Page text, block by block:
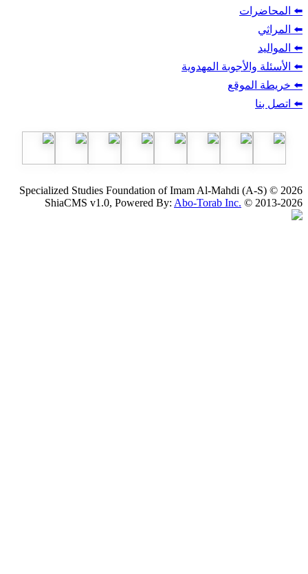
المهدوية
Specialized Studies Foundation of Imam Al-
ShiaCMS v1.0, Powered By:Abo-Torab Inc.